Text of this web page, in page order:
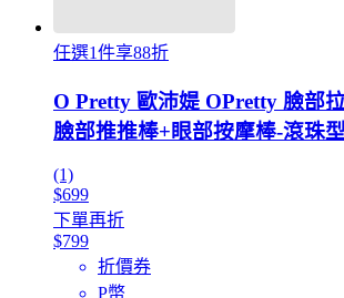
任選1件享88折
O Pretty 歐沛媞 OPretty 臉部
臉部推推棒+眼部按摩棒-滾珠
(1)
$699
下單再折
$799
折價券
P幣